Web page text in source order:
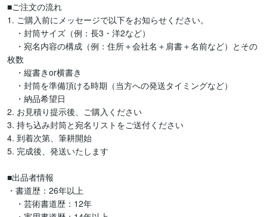
■ご注文の流れ
1. ご購入前にメッセージで以下をお知らせください。
・封筒サイズ（例：長3・洋2など）
・宛名内容の構成（例：住所＋会社名＋肩書＋名前など）とその
枚数
・縦書きor横書き
・封筒を準備頂ける時期（当方への発送タイミングなど）
・納品希望日
2. お見積り提示後、ご購入ください
3. 持ち込み封筒と宛名リストをご送付ください
4. 到着次第、筆耕開始
5. 完成後、発送いたします
■出品者情報
・書道歴：26年以上
・芸術書道歴：12年